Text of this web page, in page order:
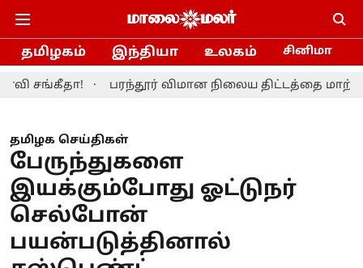
தமிழகம் இந்தியா உலகம் சினிமா
பரந்தூர் விமான நிலைய திட்டத்தை மாற்றியமைக்க
தமிழக செய்திகள்
பேருந்துகளை
இயக்கும்போது ஓட்டுநர்
செல்போன்
பயன்படுத்தினால்